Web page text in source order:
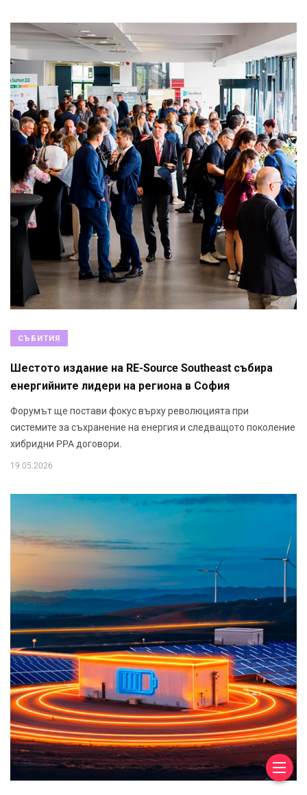
СЪБИТИЯ
Шестото издание на RE-Source Southeast събира
енергийните лидери на региона в София
Форумът ще постави фокус върху революцията при
системите за съхранение на енергия и следващото поколение
хибридни PPA договори.
19.05.2026